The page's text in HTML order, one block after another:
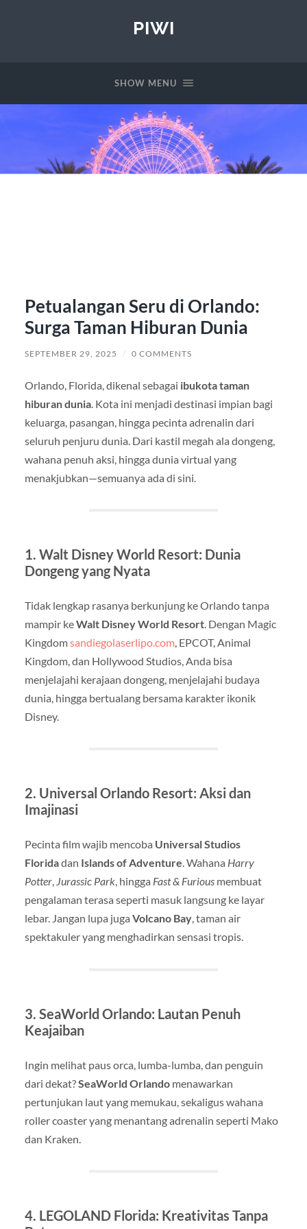
PIWI
SHOW MENU
Petualangan Seru di Orlando:
Surga Taman Hiburan Dunia
SEPTEMBER 29, 2025 / 0 COMMENTS
Orlando, Florida, dikenal sebagai ibukota taman
hiburan dunia. Kota ini menjadi destinasi impian bagi
keluarga, pasangan, hingga pecinta adrenalin dari
seluruh penjuru dunia. Dari kastil megah ala dongeng,
wahana penuh aksi, hingga dunia virtual yang
menakjubkan—semuanya ada di sini.
1. Walt Disney World Resort: Dunia
Dongeng yang Nyata
Tidak lengkap rasanya berkunjung ke Orlando tanpa
mampir keWalt Disney World Resort. Dengan Magic
Kingdomsandiegolaserlipo.com, EPCOT, Animal
Kingdom, dan Hollywood Studios, Anda bisa
menjelajahi kerajaan dongeng, menjelajahi budaya
dunia, hingga bertualang bersama karakter ikonik
Disney.
2. Universal Orlando Resort: Aksi dan
Imajinasi
Pecinta film wajib mencoba Universal Studios
Floridadan Islands of Adventure. Wahana Harry
Potter, Jurassic Park, hingga Fast & Furiousmembuat
pengalaman terasa seperti masuk langsung ke layar
lebar. Jangan lupa juga Volcano Bay, taman air
spektakuler yang menghadirkan sensasi tropis.
3. SeaWorld Orlando: Lautan Penuh
Keajaiban
Ingin melihat paus orca, lumba-lumba, dan penguin
dari dekat?SeaWorld Orlandomenawarkan
pertunjukan laut yang memukau, sekaligus wahana
roller coaster yang menantang adrenalin seperti Mako
dan Kraken.
4. LEGOLAND Florida: Kreativitas Tanpa